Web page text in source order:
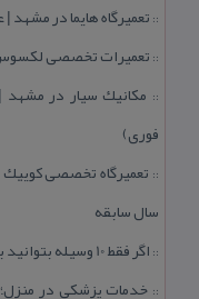
:: تعمیرگاه هایما در
:: تعمیرات تخصصی
:: مكانیك سیار در
فوری)
::
سال سابقه
:: اگر فقط 10 وسیله بتوانید بخرید، اولویت با كدام تجهیزات است؟
:: خدمات پزشكی در